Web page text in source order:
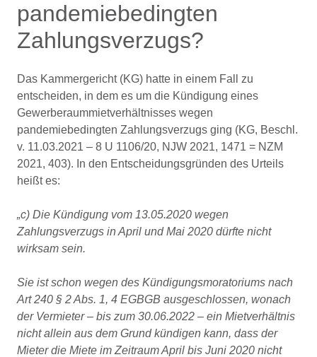
pandemiebedingten
Zahlungsverzugs?
Das Kammergericht (KG) hatte in einem Fall zu
entscheiden, in dem es um die Kündigung eines
Gewerberaummietverhältnisses wegen
pandemiebedingten Zahlungsverzugs ging (KG, Beschl.
v. 11.03.2021 – 8 U 1106/20, NJW 2021, 1471 = NZM
2021, 403). In den Entscheidungsgründen des Urteils
heißt es:
„c) Die Kündigung vom 13.05.2020 wegen
Zahlungsverzugs in April und Mai 2020 dürfte nicht
wirksam sein.
Sie ist schon wegen des Kündigungsmoratoriums nach
Art 240 § 2 Abs. 1, 4 EGBGB ausgeschlossen, wonach
der Vermieter – bis zum 30.06.2022 – ein Mietverhältnis
nicht allein aus dem Grund kündigen kann, dass der
Mieter die Miete im Zeitraum April bis Juni 2020 nicht